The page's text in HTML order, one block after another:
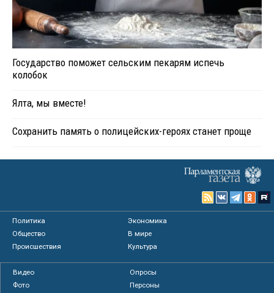
Государство поможет сельским пекарям испечь
колобок
Ялта, мы вместе!
Сохранить память о полицейских-героях станет проще
Политика
Экономика
Общество
В мире
Происшествия
Культура
Видео
Опросы
Фото
Персоны